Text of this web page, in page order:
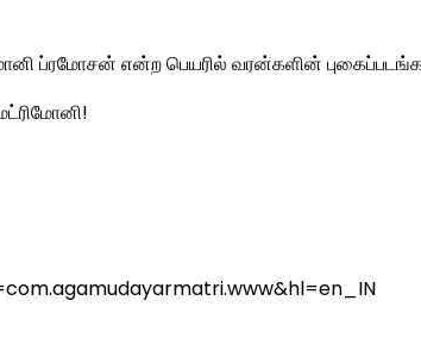
ப்ரமோசன் என்ற பெயரில் வரன்களின்